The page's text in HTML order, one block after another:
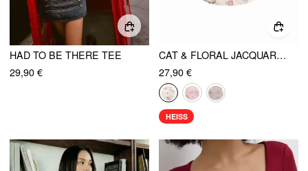
HAD TO BE THERE TEE
29,90 €
CAT & FLORAL JACQUARD PUFF SLEEVE TEE
27,90 €
HEISS